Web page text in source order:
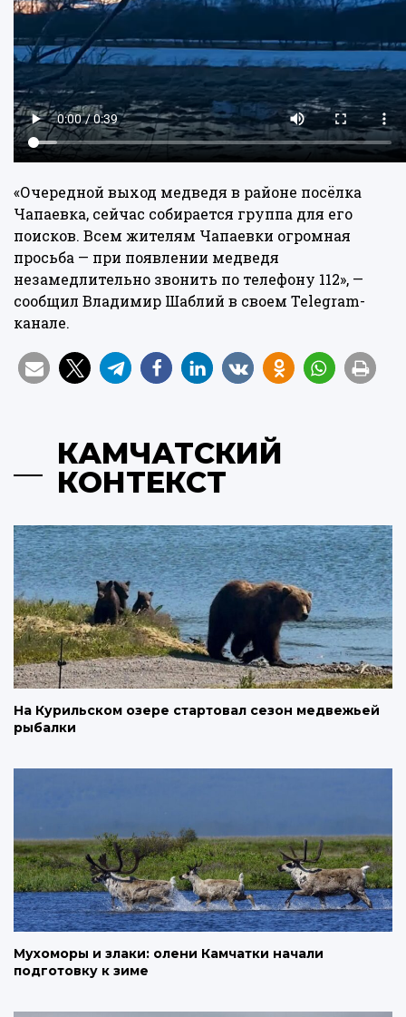
«Очередной выход медведя в районе посёлка
Чапаевка, сейчас собирается группа для его
поисков. Всем жителям Чапаевки огромная
просьба — при появлении медведя
незамедлительно звонить по телефону 112», —
сообщил Владимир Шаблий в своем Telegram-
канале.
КАМЧАТСКИЙ
КОНТЕКСТ
На Курильском озере стартовал сезон медвежьей
рыбалки
Мухоморы и злаки: олени Камчатки начали
подготовку к зиме